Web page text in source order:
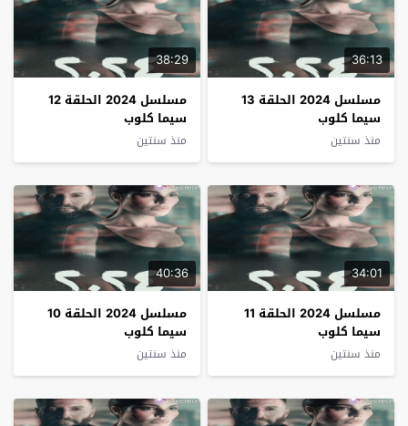
36:13
مسلسل 2024 الحلقة 13
سيما كلوب
منذ سنتين
38:29
مسلسل 2024 الحلقة 12
سيما كلوب
منذ سنتين
34:01
مسلسل 2024 الحلقة 11
سيما كلوب
منذ سنتين
40:36
مسلسل 2024 الحلقة 10
سيما كلوب
منذ سنتين